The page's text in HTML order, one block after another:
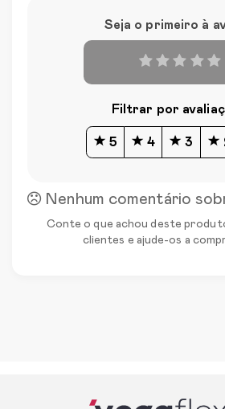
Seja o primeiro à
Filtrar por
5 4 3
Nenhum comentário
Conte o que achou deste
clientes e ajude-os a